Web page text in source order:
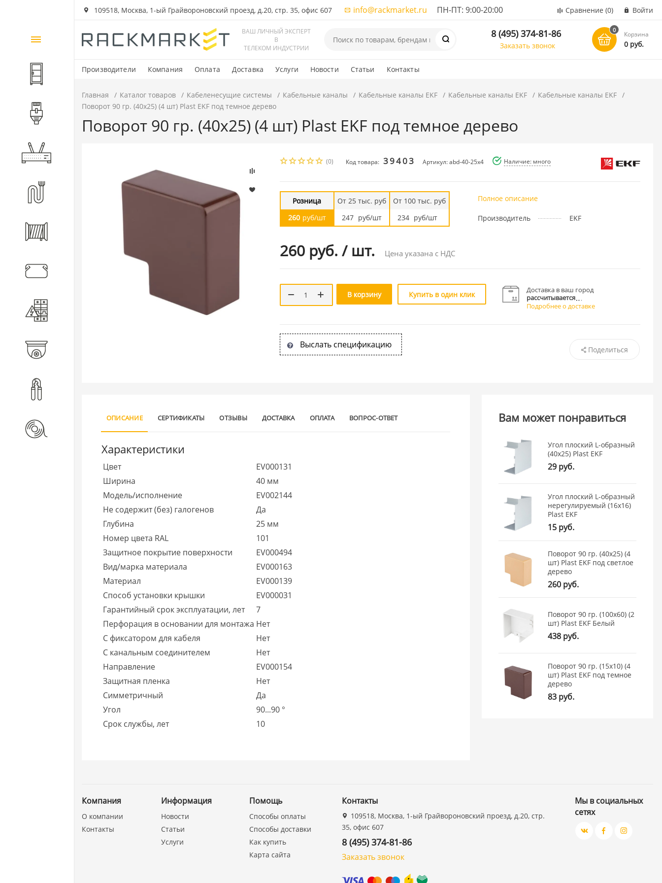
109518, Москва, 1-ый Грайвороновский проезд, д.20, стр. 35, офис 607 info@rackmarket.ru ПН-ПТ: 9:00-20:00 Сравнение (0) Войти
ВАШ ЛИЧНЫЙ ЭКСПЕРТ
В
ТЕЛЕКОМ ИНДУСТРИИ
8 (495) 374-81-86
Заказать звонок
0
Корзина
0 руб.
Производители Компания Оплата Доставка Услуги Новости Статьи Контакты
Каталог
товаров
Шкафы и стойки
Компоненты СКС
Волоконно-оптические
Главная Каталог товаров Кабеленесущие системы Кабельные каналы Кабельные каналы EKF Кабельные каналы EKF
Кабельные каналы EKF
Поворот 90 гр. (40х25) (4 шт) Plast EKF под темное дерево
Поворот 90 гр. (40х25) (4 шт) Plast EKF под темное дерево
(0) Код товара: 39403 Артикул: abd-40-25x4 Наличие: много
Розница
260 руб/шт
От 25 тыс. руб
247 руб/шт
От 100 тыс. руб
234 руб/шт
260 руб. / шт. Цена указана с НДС
Полное описание
Производитель EKF
В корзину Купить в один клик
Доставка в ваш город
рассчитывается
Подробнее о доставке
Выслать спецификацию Поделиться
ОПИСАНИЕ СЕРТИФИКАТЫ ОТЗЫВЫ ДОСТАВКА ОПЛАТА ВОПРОС-ОТВЕТ
Характеристики
Цвет
EV000131
Ширина
40 мм
Модель/исполнение
EV002144
Не содержит (без) галогенов
Да
Глубина
25 мм
Номер цвета RAL
101
Защитное покрытие поверхности
EV000494
Вид/марка материала
EV000163
Материал
EV000139
Способ установки крышки
EV000031
Гарантийный срок эксплуатации, лет
7
Перфорация в основании для монтажа Нет
С фиксатором для кабеля
Нет
С канальным соединителем
Нет
Направление
EV000154
Защитная пленка
Нет
Симметричный
Да
Угол
90...90 °
Срок службы, лет
10
Вам может понравиться
Угол плоский L-образный
(40x25) Plast EKF
29 руб.
Угол плоский L-образный
нерегулируемый (16x16)
Plast EKF
15 руб.
Поворот 90 гр. (40х25) (4
шт) Plast EKF под светлое
дерево
260 руб.
Поворот 90 гр. (100х60) (2
шт) Plast EKF Белый
438 руб.
Поворот 90 гр. (15х10) (4
шт) Plast EKF под темное
дерево
83 руб.
Компания
О компании
Контакты
Информация
Новости
Статьи
Услуги
Помощь
Способы оплаты
Способы доставки
Как купить
Карта сайта
Контакты
109518, Москва, 1-ый Грайвороновский проезд, д.20, стр.
35, офис 607
8 (495) 374-81-86
Заказать звонок
Мы в социальных
сетях